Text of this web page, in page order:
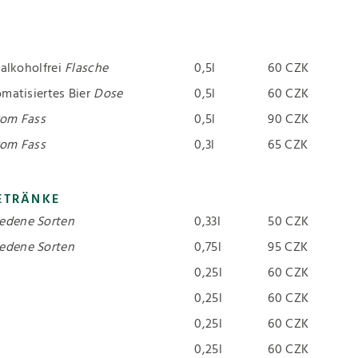
Flasche 0,5l
60 CZK
BierDose 0,5l
60 CZK
Fass
0,5l
90 CZK
Fass
0,3l 65 CZK
Sorten
0,33l
50 CZK
Sorten
0,75l
95 CZK
0,25l
60 CZK
0,25l
60 CZK
0,25l
60 CZK
0,25l
60 CZK